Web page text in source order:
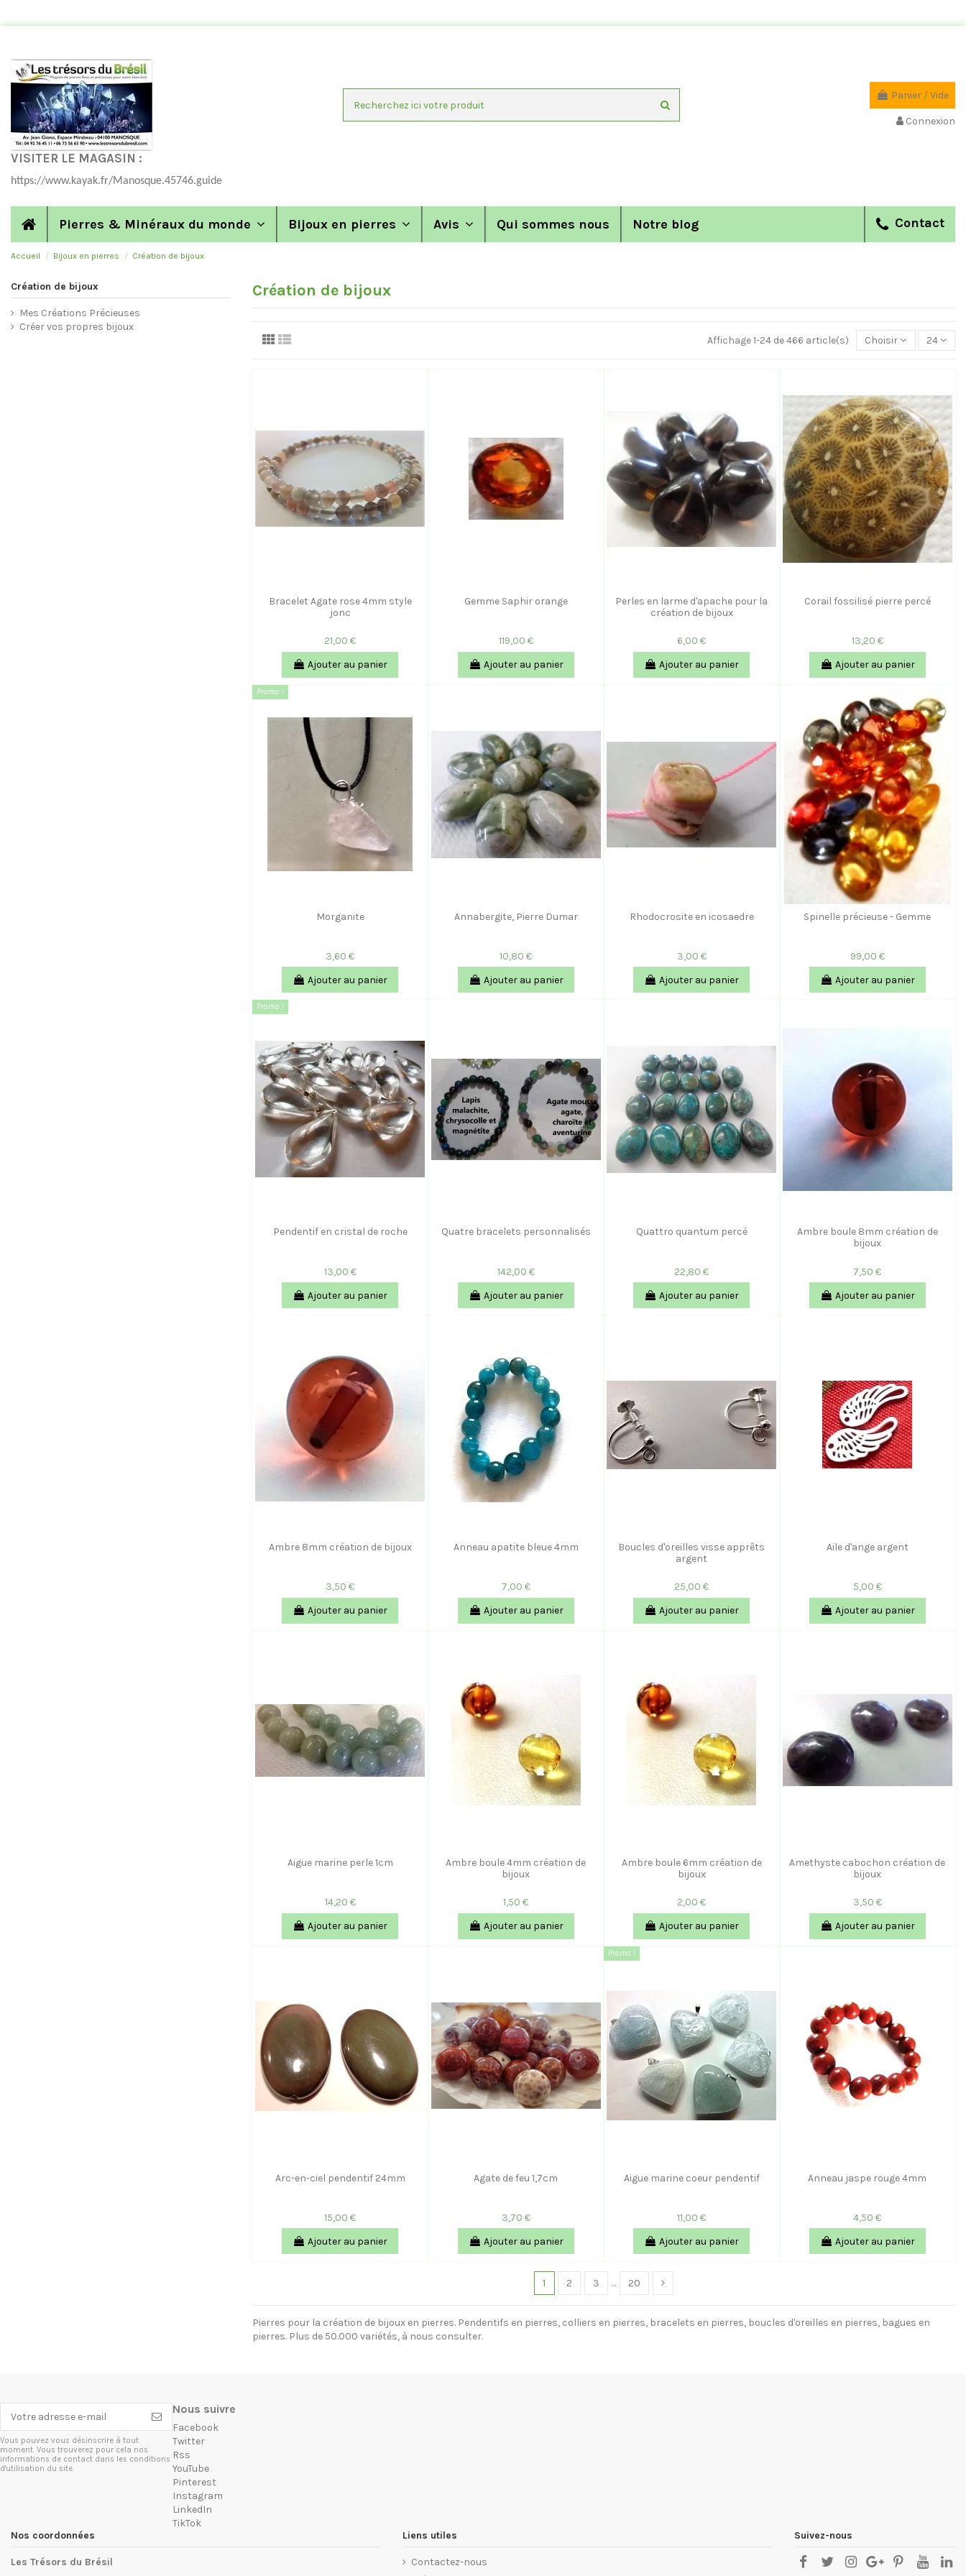
Panier / Vide
Connexion
VISITER LE MAGASIN :
https://www.kayak.fr/Manosque.45746.guide
Pierres & Minéraux du monde Bijoux en pierres Avis Contact
Qui sommes nous Notre blog
Accueil Bijoux en pierres Création de bijoux
Création de bijoux
Affichage 1-24 de 466 article(s) Choisir 24
Bracelet Agate rose 4mm style
jonc
21,00 €
Ajouter au panier
Gemme Saphir orange
119,00 €
Ajouter au panier
Perles en larme d'apache pour la
création de bijoux
6,00 €
Ajouter au panier
Corail fossilisé pierre percé
13,20 €
Ajouter au panier
Promo !
Morganite
3,60 €
Ajouter au panier
Annabergite, Pierre Dumar
10,80 €
Ajouter au panier
Rhodocrosite en icosaedre
3,00 €
Ajouter au panier
Spinelle précieuse - Gemme
99,00 €
Ajouter au panier
Promo !
Pendentif en cristal de roche
13,00 €
Ajouter au panier
Quatre bracelets personnalisés
142,00 €
Ajouter au panier
Quattro quantum percé
22,80 €
Ajouter au panier
Ambre boule 8mm création de
bijoux
7,50 €
Ajouter au panier
Ambre 8mm création de bijoux
3,50 €
Ajouter au panier
Anneau apatite bleue 4mm
7,00 €
Ajouter au panier
Boucles d'oreilles visse apprêts
argent
25,00 €
Ajouter au panier
Aile d'ange argent
5,00 €
Ajouter au panier
Aigue marine perle 1cm
14,20 €
Ajouter au panier
Ambre boule 4mm création de
bijoux
1,50 €
Ajouter au panier
Ambre boule 6mm création de
bijoux
2,00 €
Ajouter au panier
Amethyste cabochon création de
bijoux
3,50 €
Ajouter au panier
Arc-en-ciel pendentif 24mm
15,00 €
Ajouter au panier
Agate de feu 1,7cm
3,70 €
Ajouter au panier
Promo !
Aigue marine coeur pendentif
11,00 €
Ajouter au panier
Anneau jaspe rouge 4mm
4,50 €
Ajouter au panier
1 2 3 … 20
Pierres pour la création de bijoux en pierres. Pendentifs en pierres, colliers en pierres, bracelets en pierres, boucles d'oreilles en pierres, bagues en
pierres. Plus de 50.000 variétés, à nous consulter.
Création de bijoux
Mes Créations Précieuses
Créer vos propres bijoux
Vous pouvez vous désinscrire à tout
moment. Vous trouverez pour cela nos
informations de contact dans les conditions
d'utilisation du site.
Nous suivre
Facebook
Twitter
Rss
YouTube
Pinterest
Instagram
LinkedIn
TikTok
Nos coordonnées
Les Trésors du Brésil
Liens utiles
Contactez-nous
Suivez-nous